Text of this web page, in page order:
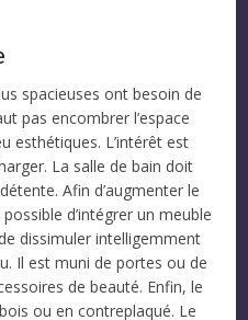
spacieuses ont besoin de
pas encombrer l’espace
esthétiques. L’intérêt est
La salle de bain doit
Afin d’augmenter le
d’intégrer un meuble
dissimuler intelligemment
Il est muni de portes ou de
de beauté. Enfin, le
ou en contreplaqué. Le